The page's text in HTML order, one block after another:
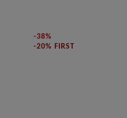
-38%
-20% FIRST